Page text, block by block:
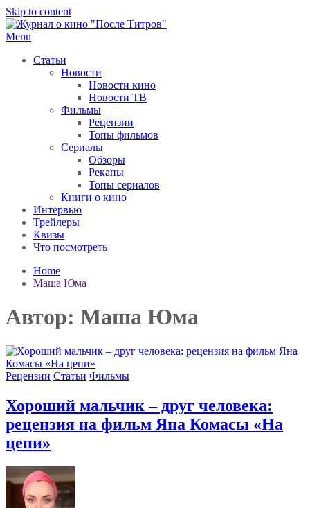
Skip to content
Menu
Статьи
Новости
Новости кино
Новости ТВ
Фильмы
Рецензии
Топы фильмов
Сериалы
Обзоры
Рекапы
Топы сериалов
Книги о кино
Интервью
Трейлеры
Квизы
Что посмотреть
Home
Маша Юма
Автор: Маша Юма
Рецензии Статьи Фильмы
Хороший мальчик – друг человека:
рецензия на фильм Яна Комасы «На
цепи»